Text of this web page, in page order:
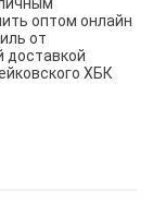
оптом онлайн
от
доставкой
ХБК